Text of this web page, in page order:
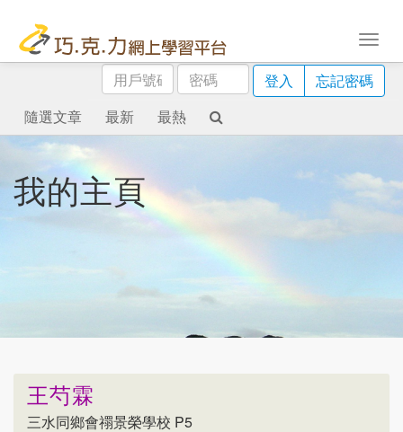
用
戶
號
碼
密
碼
登入
忘記密碼
隨選文章
最新 最熱
我的主頁
王芍霖
三水同鄉會禤景榮學校 P5